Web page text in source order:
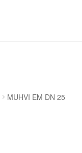
MUHVI EM DN 25